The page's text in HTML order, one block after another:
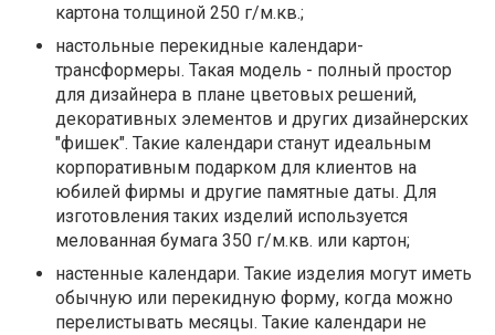
картона толщиной 250 г/м.кв.;
настольные перекидные календари-
трансформеры. Такая модель - полный простор
для дизайнера в плане цветовых решений,
декоративных элементов и других дизайнерских
"фишек". Такие календари станут идеальным
корпоративным подарком для клиентов на
юбилей фирмы и другие памятные даты. Для
изготовления таких изделий используется
мелованная бумага 350 г/м.кв. или картон;
настенные календари. Такие изделия могут иметь
обычную или перекидную форму, когда можно
перелистывать месяцы. Такие календари не